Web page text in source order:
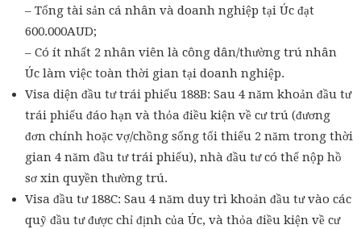
– Tổng tài sản cá nhân và doanh nghiệp tại Úc đạt
600.000AUD;
– Có ít nhất 2 nhân viên là công dân/thường trú nhân
Úc làm việc toàn thời gian tại doanh nghiệp.
Visa diện đầu tư trái phiếu 188B: Sau 4 năm khoản đầu tư
trái phiếu đáo hạn và thỏa điều kiện về cư trú (đương
đơn chính hoặc vợ/chồng sống tối thiểu 2 năm trong thời
gian 4 năm đầu tư trái phiếu), nhà đầu tư có thể nộp hồ
sơ xin quyền thường trú.
Visa đầu tư 188C: Sau 4 năm duy trì khoản đầu tư vào các
quỹ đầu tư được chỉ định của Úc, và thỏa điều kiện về cư